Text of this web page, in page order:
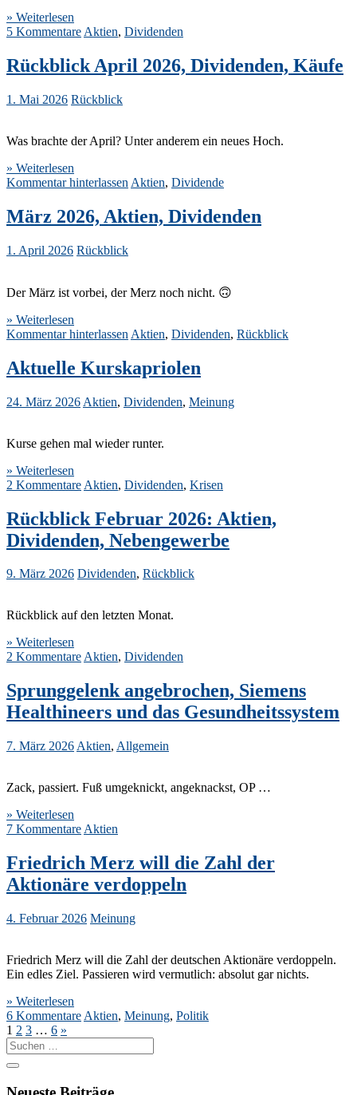
» Weiterlesen
5 Kommentare Aktien, Dividenden
Rückblick April 2026, Dividenden, Käufe
1. Mai 2026 Rückblick
Was brachte der April? Unter anderem ein neues Hoch.
» Weiterlesen
Kommentar hinterlassen Aktien, Dividende
März 2026, Aktien, Dividenden
1. April 2026 Rückblick
Der März ist vorbei, der Merz noch nicht. 🙃
» Weiterlesen
Kommentar hinterlassen Aktien, Dividenden, Rückblick
Aktuelle Kurskapriolen
24. März 2026 Aktien, Dividenden, Meinung
Kurse gehen mal wieder runter.
» Weiterlesen
2 Kommentare Aktien, Dividenden, Krisen
Rückblick Februar 2026: Aktien,
Dividenden, Nebengewerbe
9. März 2026 Dividenden, Rückblick
Rückblick auf den letzten Monat.
» Weiterlesen
2 KommentareAktien, Dividenden
Sprunggelenk angebrochen, Siemens
Healthineers und das Gesundheitssystem
7. März 2026 Aktien, Allgemein
Zack, passiert. Fuß umgeknickt, angeknackst, OP …
» Weiterlesen
7 Kommentare Aktien
Friedrich Merz will die Zahl der
Aktionäre verdoppeln
4. Februar 2026 Meinung
Friedrich Merz will die Zahl der deutschen Aktionäre verdoppeln.
Ein edles Ziel. Passieren wird vermutlich: absolut gar nichts.
» Weiterlesen
6 Kommentare Aktien, Meinung, Politik
1 2 3 … 6 »
Suche
nach: